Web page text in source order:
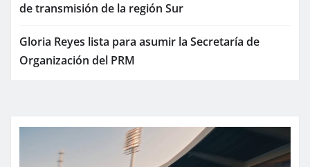
de transmisión de la región Sur
Gloria Reyes lista para asumir la Secretaría de
Organización del PRM